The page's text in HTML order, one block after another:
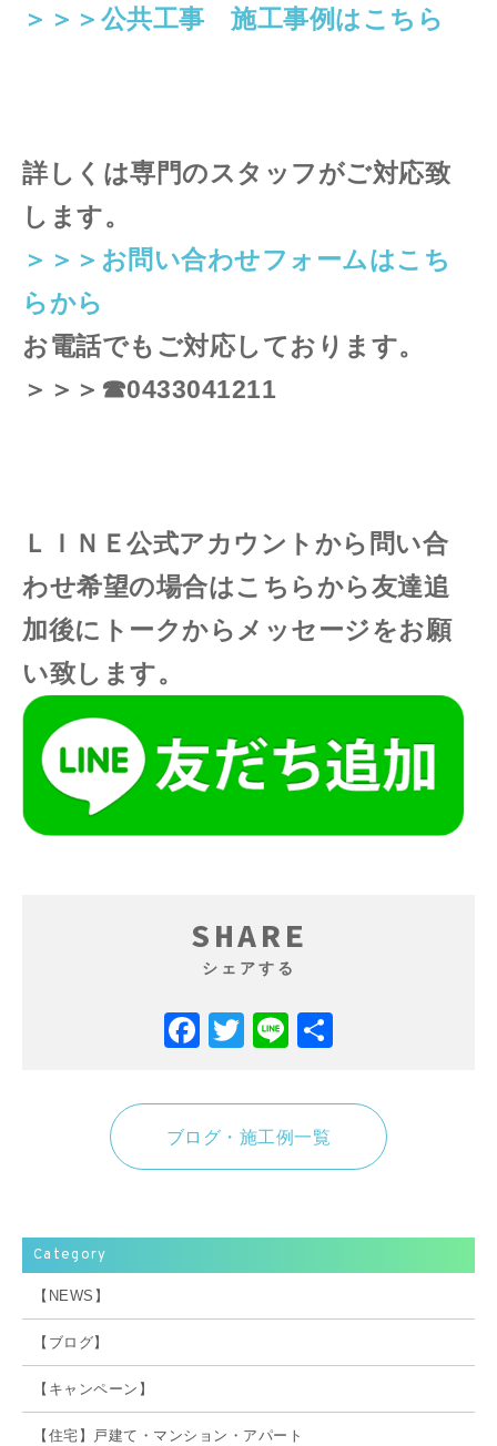
＞＞＞公共工事 施工事例はこちら
詳しくは専門のスタッフがご対応致
します。
＞＞＞お問い合わせフォームはこち
らから
お電話でもご対応しております。
＞＞＞☎0433041211
ＬＩＮＥ公式アカウントから問い合
わせ希望の場合はこちらから友達追
加後にトークからメッセージをお願
い致します。
SHARE
シェアする
Facebook
Twitter
Line
ブログ・施工例一覧
Category
【NEWS】
【ブログ】
【キャンペーン】
【住宅】戸建て・マンション・アパート